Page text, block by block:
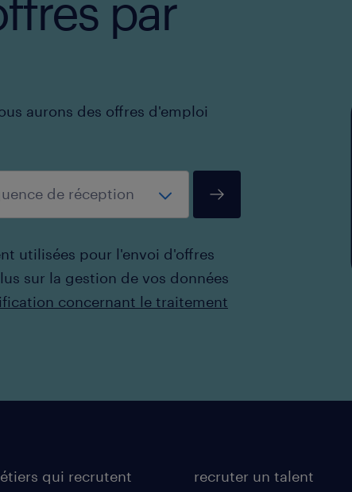
par
aurons des offres d'emploi
utilisées pour l'envoi d'offres
sur la gestion de vos données
concernant le traitement
qui recrutent recruter un talent